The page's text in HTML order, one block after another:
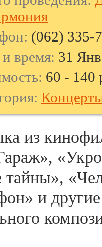
(062) 335-
время: 31
60 - 140
из
тайны»,
и